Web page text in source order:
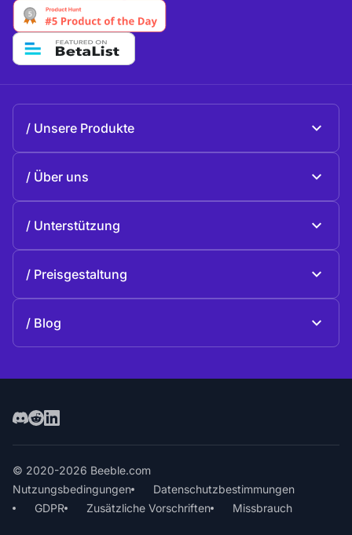
Unsere Produkte
Über uns
Geschichte
Unterstützung
Kontakte
Preisgestaltung
Blog
© 2020-2026 Beeble.com
Nutzungsbedingungen
Datenschutzbestimmungen
GDPR
Zusätzliche Vorschriften Missbrauch